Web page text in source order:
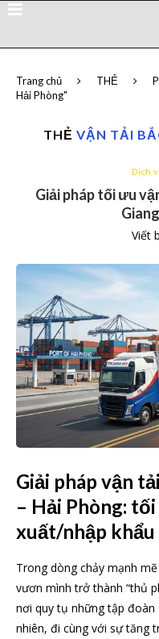
Trang chủ THẺ
Hải Phòng"
THẺ VẬN TẢI
Dịch
Giải pháp tối ưu
Viết
Giải pháp vận
– Hải Phòng:
xuất/nhập khẩu
Trong dòng chảy mạnh
vươn mình trở thành “thủ
nơi quy tụ những tập đoàn
nhiên, đi cùng với sự tăng